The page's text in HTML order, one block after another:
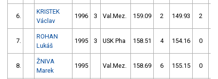
6.
KRISTEK
Václav
1996 3 Val.Mez. 159.09 2 149.93 2
7.
ROHAN
Lukáš
1995 3 USK Pha 158.51 4 154.16 0
8.
ŽNIVA
Marek
1995 Val.Mez. 158.69 6 155.15 0